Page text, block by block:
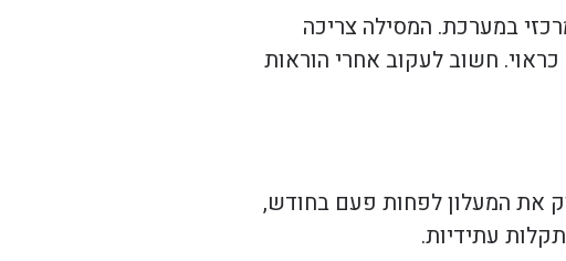
במערכת. המסילה צריכה
חשוב לעקוב אחרי הוראות
את המעלון לפחות פעם בחודש,
עתידיות.